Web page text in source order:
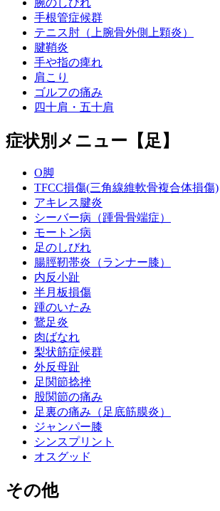
手根管症候群
テニス肘（上腕骨外側上顆炎）
腱鞘炎
手や指の痺れ
肩こり
ゴルフの痛み
四十肩・五十肩
症状別メニュー【足】
O脚
TFCC損傷(三角線維軟骨複合体損傷)
アキレス腱炎
シーバー病（踵骨骨端症）
モートン病
足のしびれ
腸脛靭帯炎（ランナー膝）
内反小趾
半月板損傷
踵のいたみ
鵞足炎
肉ばなれ
梨状筋症候群
外反母趾
足関節捻挫
股関節の痛み
足裏の痛み（足底筋膜炎）
ジャンパー膝
シンスプリント
オスグッド
その他